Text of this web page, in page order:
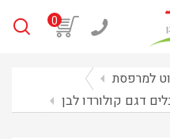
0
למרפסת arrow_left
דגם קולורדו לבן arrow_left